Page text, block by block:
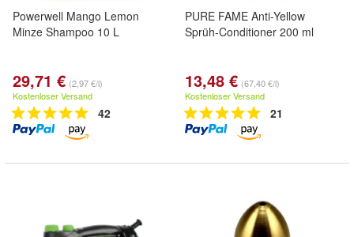
Powerwell Mango Lemon
Minze Shampoo 10 L
29,71 € (2,97 €/l)
Kostenloser Versand
42
PURE FAME Anti-Yellow
Sprüh-Conditioner 200 ml
13,48 € (67,40 €/l)
Kostenloser Versand
21